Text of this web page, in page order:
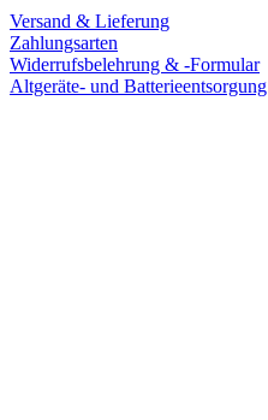
Versand & Lieferung
Zahlungsarten
Widerrufsbelehrung & -Formular
Altgeräte- und Batterieentsorgung